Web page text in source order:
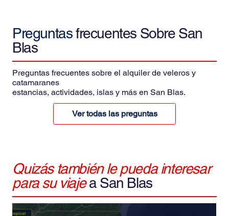
Preguntasfrecuentes Sobre San
Blas
Preguntas frecuentes sobre el alquiler de veleros y
catamaranes
estancias, actividades, islas y más en San Blas.
Ver todas las preguntas
Quizás también le pueda interesar
para su viajea San Blas